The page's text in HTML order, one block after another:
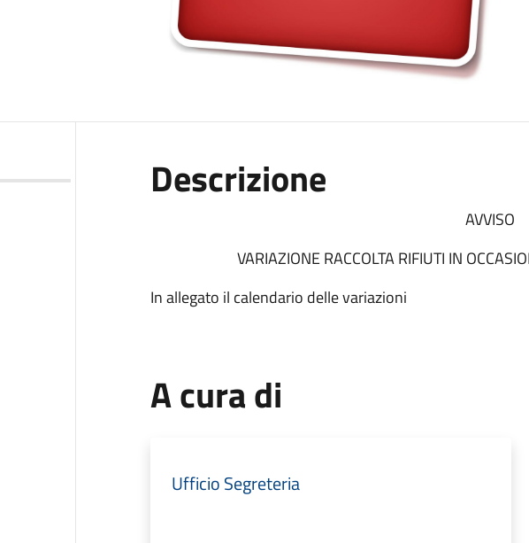
Descrizione
AVVISO
VARIAZIONE RACCOLTA RIFIUTI IN
In allegato il calendario delle variazioni
A cura di
Ufficio Segreteria